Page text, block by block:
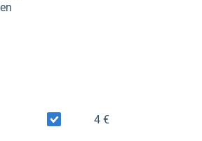
4 €